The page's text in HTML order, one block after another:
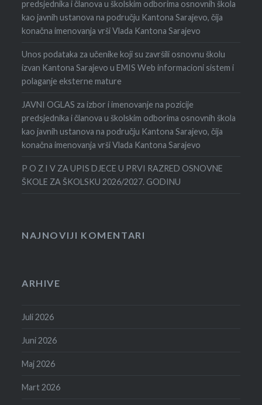
predsjednika i članova u školskim odborima osnovnih škola
kao javnih ustanova na području Kantona Sarajevo, čija
konačna imenovanja vrši Vlada Kantona Sarajevo
Unos podataka za učenike koji su završili osnovnu školu
izvan Kantona Sarajevo u EMIS Web informacioni sistem i
polaganje eksterne mature
JAVNI OGLAS za izbor i imenovanje na pozicije
predsjednika i članova u školskim odborima osnovnih škola
kao javnih ustanova na području Kantona Sarajevo, čija
konačna imenovanja vrši Vlada Kantona Sarajevo
P O Z I V ZA UPIS DJECE U PRVI RAZRED OSNOVNE
ŠKOLE ZA ŠKOLSKU 2026/2027. GODINU
NAJNOVIJI KOMENTARI
ARHIVE
Juli 2026
Juni 2026
Maj 2026
Mart 2026